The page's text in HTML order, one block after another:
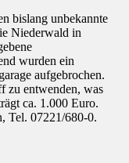
bislang unbekannte
Niederwald in
wurden ein
aufgebrochen.
zu entwenden, was
ca. 1.000 Euro.
Tel. 07221/680-0.